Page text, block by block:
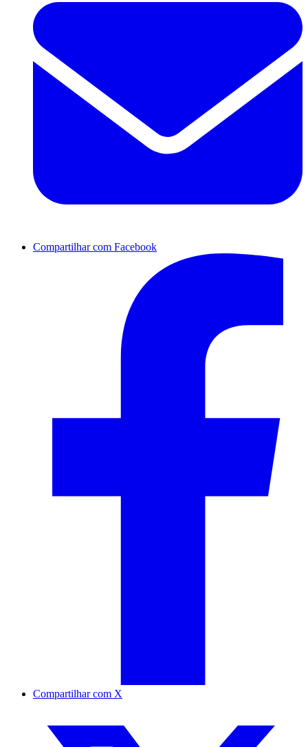
Compartilhar com Facebook
Compartilhar com X